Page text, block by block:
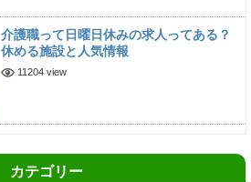
介護職って日曜日休みの求人ってある？
休める施設と人気情報
11204 view
カテゴリー